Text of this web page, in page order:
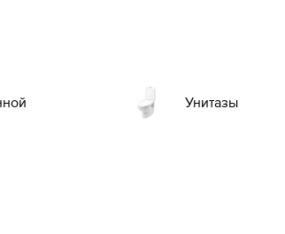
Унитазы